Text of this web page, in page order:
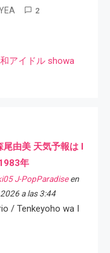
2
アイドル showa
尾由美 天気予報は I
年
J-PopParadiseen
a las 3:44
/ Tenkeyoho wa I